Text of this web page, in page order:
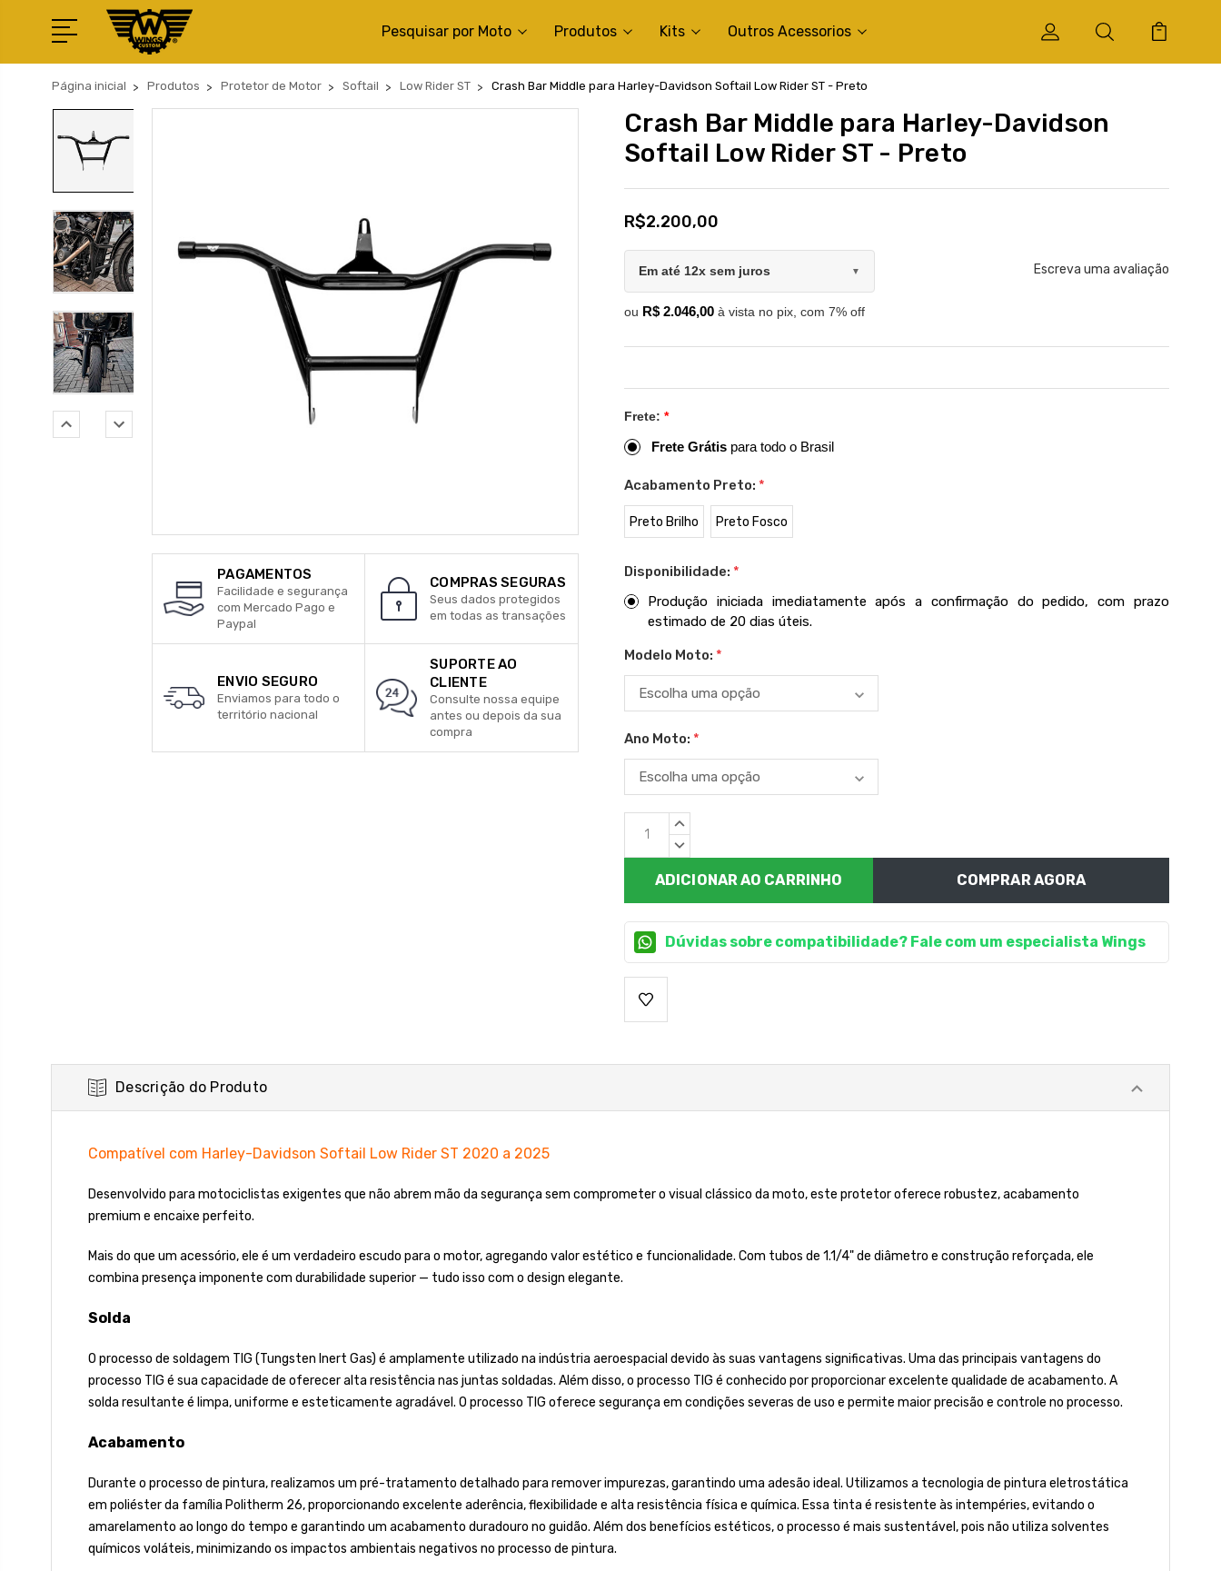
Pesquisar por Moto Produtos Kits Outros Acessorios
Página inicial Produtos Protetor de Motor Softail Low Rider ST Crash Bar Middle para Harley-Davidson Softail Low Rider ST - Preto
PAGAMENTOS
Facilidade e segurança
com Mercado Pago e
Paypal
COMPRAS SEGURAS
Seus dados protegidos
em todas as transações
ENVIO SEGURO
Enviamos para todo o
território nacional
SUPORTE AO
CLIENTE
Consulte nossa equipe
antes ou depois da sua
compra
Crash Bar Middle para Harley-Davidson
Softail Low Rider ST - Preto
R$2.200,00
Em até 12x sem juros ▼
ou R$ 2.046,00 à vista no pix, com 7% off
Escreva uma avaliação
Frete: *
Frete Grátis para todo o Brasil
Acabamento Preto: *
Preto Brilho Preto Fosco
Disponibilidade: *
Produção iniciada imediatamente após a confirmação do pedido, com prazo
estimado de 20 dias úteis.
Modelo Moto: *
Ano Moto: *
Estoque
atual:
QUANTIDADE
QUANTIDADE
COMPRAR AGORA
Dúvidas sobre compatibilidade? Fale com um especialista Wings
Descrição do Produto
Compatível com Harley-Davidson Softail Low Rider ST 2020 a 2025
Desenvolvido para motociclistas exigentes que não abrem mão da segurança sem comprometer o visual clássico da moto, este protetor oferece robustez, acabamento
premium e encaixe perfeito.
Mais do que um acessório, ele é um verdadeiro escudo para o motor, agregando valor estético e funcionalidade. Com tubos de 1.1/4" de diâmetro e construção reforçada, ele
combina presença imponente com durabilidade superior — tudo isso com o design elegante.
Solda
O processo de soldagem TIG (Tungsten Inert Gas) é amplamente utilizado na indústria aeroespacial devido às suas vantagens significativas. Uma das principais vantagens do
processo TIG é sua capacidade de oferecer alta resistência nas juntas soldadas. Além disso, o processo TIG é conhecido por proporcionar excelente qualidade de acabamento. A
solda resultante é limpa, uniforme e esteticamente agradável. O processo TIG oferece segurança em condições severas de uso e permite maior precisão e controle no processo.
Acabamento
Durante o processo de pintura, realizamos um pré-tratamento detalhado para remover impurezas, garantindo uma adesão ideal. Utilizamos a tecnologia de pintura eletrostática
em poliéster da família Politherm 26, proporcionando excelente aderência, flexibilidade e alta resistência física e química. Essa tinta é resistente às intempéries, evitando o
amarelamento ao longo do tempo e garantindo um acabamento duradouro no guidão. Além dos benefícios estéticos, o processo é mais sustentável, pois não utiliza solventes
químicos voláteis, minimizando os impactos ambientais negativos no processo de pintura.